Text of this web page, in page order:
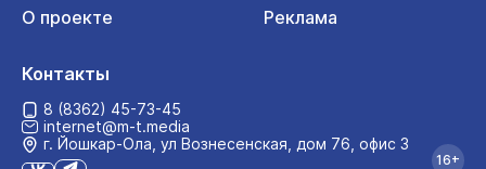
О проекте
Реклама
Контакты
8 (8362) 45-73-45
internet@m-t.media
г. Йошкар‑Ола, ул Вознесенская, дом 76, офис 3
16+